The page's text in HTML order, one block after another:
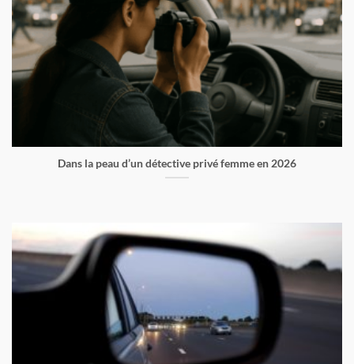
Dans la peau d’un détective privé femme en 2026